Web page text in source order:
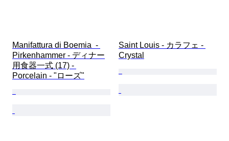
Manifattura di Boemia  -
Pirkenhammer - ディナー
用食器一式 (17) -
Porcelain - "ローズ"
Saint Louis - カラフェ -
Crystal